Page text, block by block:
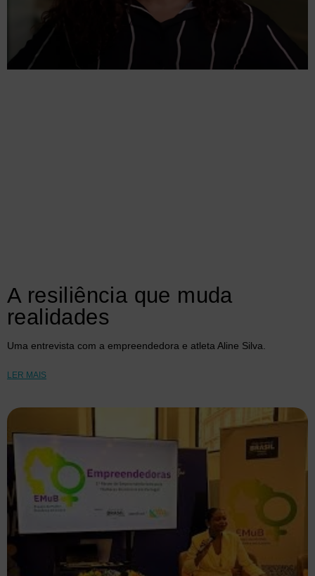
A resiliência que muda
realidades
Uma entrevista com a empreendedora e atleta Aline Silva.
LER MAIS